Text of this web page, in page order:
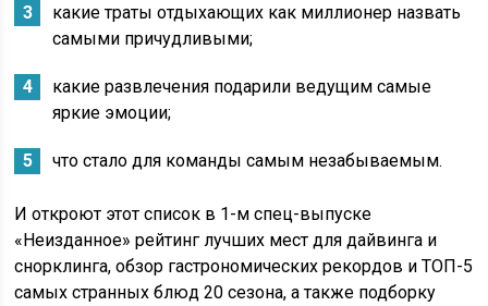
какие траты отдыхающих как миллионер назвать
самыми причудливыми;
какие развлечения подарили ведущим самые
яркие эмоции;
что стало для команды самым незабываемым.
И откроют этот список в 1-м спец-выпуске
«Неизданное» рейтинг лучших мест для дайвинга и
снорклинга, обзор гастрономических рекордов и ТОП-5
самых странных блюд 20 сезона, а также подборку